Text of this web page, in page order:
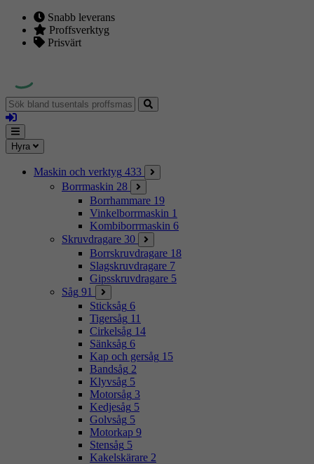
Snabb leverans
Proffsverktyg
Prisvärt
Sök
bland
tusentals
proffsmaskiner
Logga
in
Mina
sidor
Meny
Hyra
Maskin och verktyg 433
Borrmaskin 28
Borrhammare 19
Vinkelborrmaskin 1
Kombiborrmaskin 6
Skruvdragare 30
Borrskruvdragare 18
Slagskruvdragare 7
Gipsskruvdragare 5
Såg 91
Sticksåg 6
Tigersåg 11
Cirkelsåg 14
Sänksåg 6
Kap och gersåg 15
Bandsåg 2
Klyvsåg 5
Motorsåg 3
Kedjesåg 5
Golvsåg 5
Motorkap 9
Stensåg 5
Kakelskärare 2